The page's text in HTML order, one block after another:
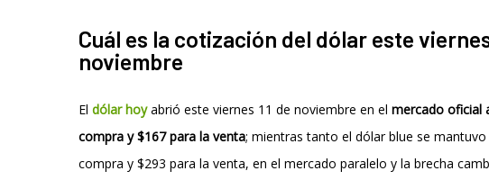
Cuál es la cotización del dólar este viernes
noviembre
El dólar hoyabrió este viernes 11 de noviembre en el mercado oficial
compra y $167 para la venta; mientras tanto el dólar blue se mantuvo
compra y $293 para la venta, en el mercado paralelo y la brecha